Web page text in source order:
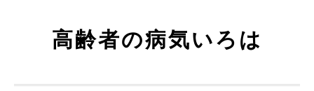
高齢者の病気いろは